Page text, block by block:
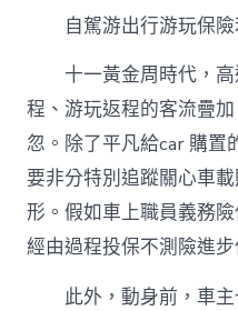
自駕游出行游玩保險
十一黃金周時代，高
程、游玩返程的客流疊
忽。除了平凡給car 購置
要非分特別追蹤關心車
形。假如車上職員義務
經由過程投保不測險進步
此外，動身前，車主